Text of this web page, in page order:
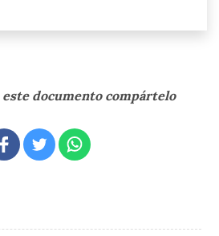
documento compártelo